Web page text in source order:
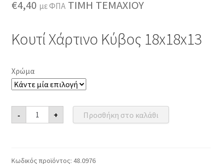
€4,40 με ΦΠΑ ΤΙΜΗ ΤΕΜΑΧΙΟΥ
Κουτί Χάρτινο Κύβος 18x18x13
Χρώμα
-
Κουτί
Χάρτινο
Κύβος
+ Προσθήκη στο καλάθι
Κωδικός προϊόντος: 48.0976